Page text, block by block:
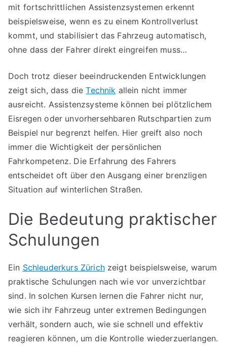
mit fortschrittlichen Assistenzsystemen erkennt
beispielsweise, wenn es zu einem Kontrollverlust
kommt, und stabilisiert das Fahrzeug automatisch,
ohne dass der Fahrer direkt eingreifen muss…
Doch trotz dieser beeindruckenden Entwicklungen
zeigt sich, dass dieTechnik allein nicht immer
ausreicht. Assistenzsysteme können bei plötzlichem
Eisregen oder unvorhersehbaren Rutschpartien zum
Beispiel nur begrenzt helfen. Hier greift also noch
immer die Wichtigkeit der persönlichen
Fahrkompetenz. Die Erfahrung des Fahrers
entscheidet oft über den Ausgang einer brenzligen
Situation auf winterlichen Straßen.
Die Bedeutung praktischer
Schulungen
Ein Schleuderkurs Zürichzeigt beispielsweise, warum
praktische Schulungen nach wie vor unverzichtbar
sind. In solchen Kursen lernen die Fahrer nicht nur,
wie sich ihr Fahrzeug unter extremen Bedingungen
verhält, sondern auch, wie sie schnell und effektiv
reagieren können, um die Kontrolle wiederzuerlangen.